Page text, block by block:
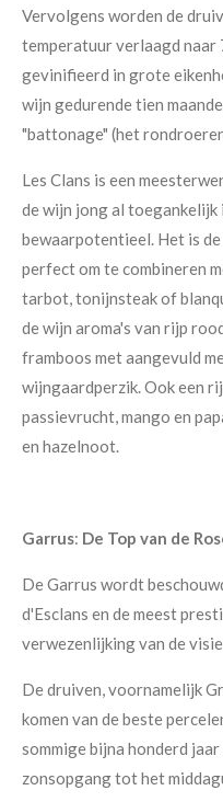
Vervolgens worden de
temperatuur verlaagd naar
gevinifieerd in grote
wijn gedurende tien
"battonage" (het
Les Clans is een
de wijn jong al toegankelijk
bewaarpotentieel. Het is
perfect om te combineren
tarbot, tonijnsteak of
de wijn aroma's van rijp
framboos met aangevuld
wijngaardperzik. Ook een
passievrucht, mango en
en hazelnoot.
Garrus: De Top van de
De Garrus wordt
d'Esclans en de meest
verwezenlijking van de
De druiven, voornamelijk
komen van de beste
sommige bijna honderd
zonsopgang tot het